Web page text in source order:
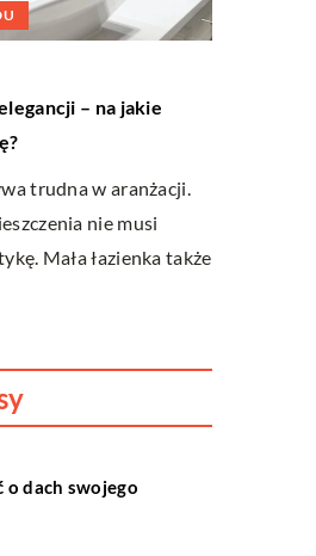
– na jakie
trudna w aranżacji.
nie musi
Mała łazienka także
o dach swojego